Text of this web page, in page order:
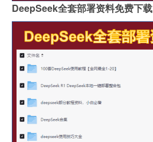
DeepSeek全套部署资料免费下载